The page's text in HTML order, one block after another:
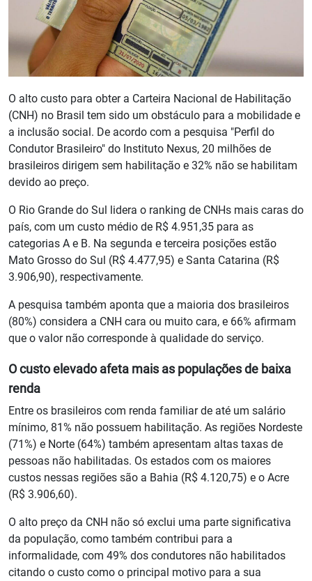
O alto custo para obter a Carteira Nacional de Habilitação
(CNH) no Brasil tem sido um obstáculo para a mobilidade e
a inclusão social. De acordo com a pesquisa "Perfil do
Condutor Brasileiro" do Instituto Nexus, 20 milhões de
brasileiros dirigem sem habilitação e 32% não se habilitam
devido ao preço.
O Rio Grande do Sul lidera o ranking de CNHs mais caras do
país, com um custo médio de R$ 4.951,35 para as
categorias A e B. Na segunda e terceira posições estão
Mato Grosso do Sul (R$ 4.477,95) e Santa Catarina (R$
3.906,90), respectivamente.
A pesquisa também aponta que a maioria dos brasileiros
(80%) considera a CNH cara ou muito cara, e 66% afirmam
que o valor não corresponde à qualidade do serviço.
O custo elevado afeta mais as populações de baixa
renda
Entre os brasileiros com renda familiar de até um salário
mínimo, 81% não possuem habilitação. As regiões Nordeste
(71%) e Norte (64%) também apresentam altas taxas de
pessoas não habilitadas. Os estados com os maiores
custos nessas regiões são a Bahia (R$ 4.120,75) e o Acre
(R$ 3.906,60).
O alto preço da CNH não só exclui uma parte significativa
da população, como também contribui para a
informalidade, com 49% dos condutores não habilitados
citando o custo como o principal motivo para a sua